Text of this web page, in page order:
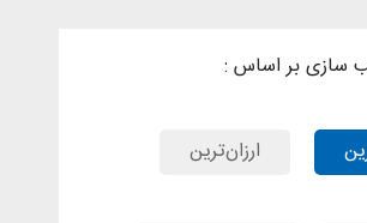
سازی بر اساس :
ارزان‌ترین